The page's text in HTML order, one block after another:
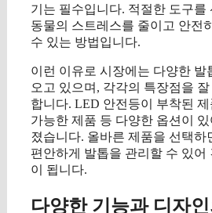
기는 필수입니다. 적절한 도구를
동물의 스트레스를 줄이고 안전
수 있는 방법입니다.
이런 이유로 시장에는 다양한 발
오고 있으며, 각각의 특장점을
합니다. LED 안전등이 부착된 제
가능한 제품 등 다양한 옵션이
졌습니다. 올바른 제품을 선택하
편안하게 발톱을 관리할 수 있어
이 됩니다.
다양한 기능과 디자